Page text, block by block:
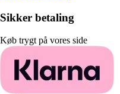
Sikker betaling
Køb trygt på vores side